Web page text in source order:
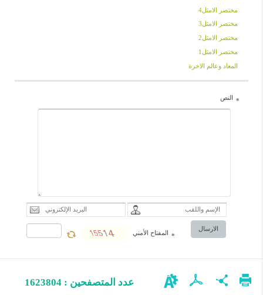
مختصر الامثل4
مختصر الامثل3
مختصر الامثل2
مختصر الامثل1
المعاد وعالم الاخرة
* النص
الارسال
*
المفتاح الأمني
عدد المتصفحين : 1623804